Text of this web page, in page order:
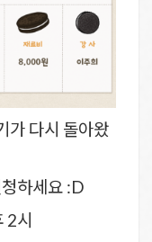
가 다시 돌아왔
하세요 :D
2시